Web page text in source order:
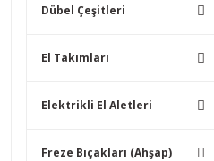
Dübel Çeşitleri
El Takımları
Elektrikli El Aletleri
Freze Bıçakları (Ahşap)